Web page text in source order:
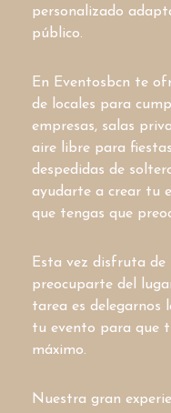
personalizado
público.
En Eventosbcn te
de locales para
empresas, salas
aire libre para
despedidas de
ayudarte a crear tu
que tengas que
Esta vez disfruta
preocuparte del
tarea es delegarnos
tu evento para que
máximo.
Nuestra gran